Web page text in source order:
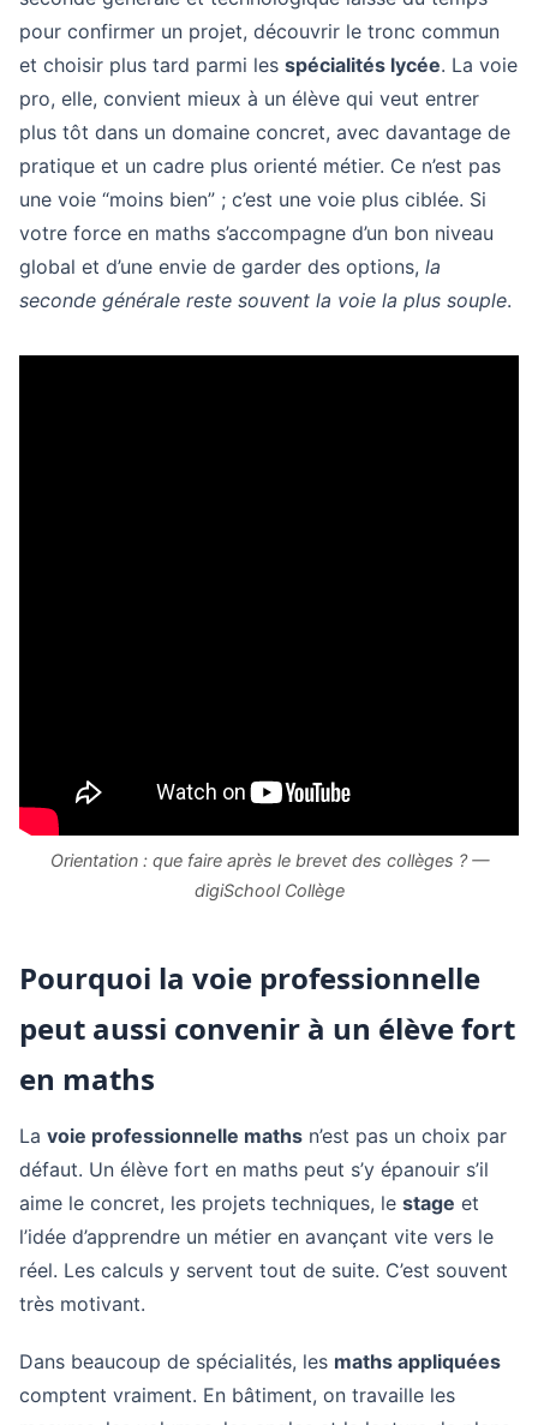
pour confirmer un projet, découvrir le tronc commun
et choisir plus tard parmi les spécialités lycée. La voie
pro, elle, convient mieux à un élève qui veut entrer
plus tôt dans un domaine concret, avec davantage de
pratique et un cadre plus orienté métier. Ce n’est pas
une voie “moins bien” ; c’est une voie plus ciblée. Si
votre force en maths s’accompagne d’un bon niveau
global et d’une envie de garder des options, la
seconde générale reste souvent la voie la plus souple.
Orientation : que faire après le brevet des collèges ? —
digiSchool Collège
Pourquoi la voie professionnelle
peut aussi convenir à un élève fort
en maths
La voie professionnelle maths n’est pas un choix par
défaut. Un élève fort en maths peut s’y épanouir s’il
aime le concret, les projets techniques, le stage et
l’idée d’apprendre un métier en avançant vite vers le
réel. Les calculs y servent tout de suite. C’est souvent
très motivant.
Dans beaucoup de spécialités, les maths appliquées
comptent vraiment. En bâtiment, on travaille les